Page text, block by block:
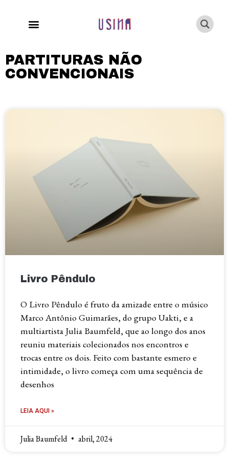
PARTITURAS NÃO
CONVENCIONAIS
Livro Pêndulo
O Livro Pêndulo é fruto da amizade entre o músico
Marco Antônio Guimarães, do grupo Uakti, e a
multiartista Julia Baumfeld, que ao longo dos anos
reuniu materiais colecionados nos encontros e
trocas entre os dois. Feito com bastante esmero e
intimidade, o livro começa com uma sequência de
desenhos
LEIA AQUI »
Julia Baumfeld abril, 2024